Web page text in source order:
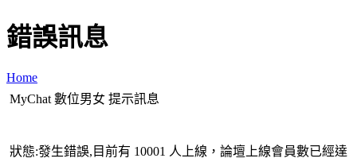
錯誤訊息
Home
MyChat 數位男女 提示訊息
狀態:發生錯誤,目前有 10001 人上線，論壇上線會員數已經達